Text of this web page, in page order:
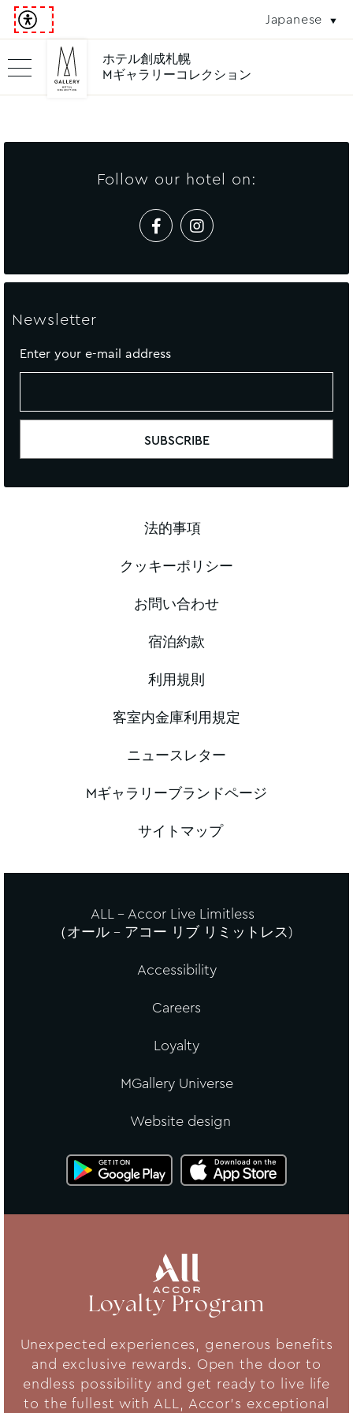
Japanese
ホテル創成札幌
Mギャラリーコレクション
Follow our hotel on:
Newsletter
Enter your e-mail address
法的事項
クッキーポリシー
お問い合わせ
宿泊約款
利用規則
客室内金庫利用規定
ニュースレター
Mギャラリーブランドページ
サイトマップ
ALL - Accor Live Limitless
（オール – アコー リブ リミットレス)
Accessibility
Careers
Loyalty
MGallery Universe
Website design
Loyalty Program
Unexpected experiences, generous benefits
and exclusive rewards. Open the door to
endless possibility and get ready to live life
to the fullest with ALL, Accor's exceptional